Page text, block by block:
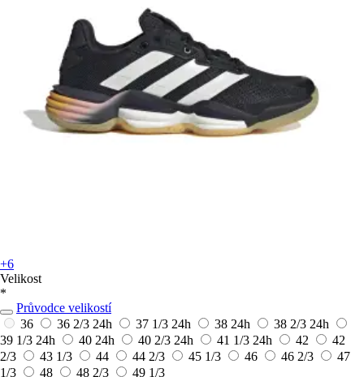
+6
Velikost
*
Průvodce velikostí
36
36 2/3 24h 37 1/3 24h 38 24h 38 2/3 24h
39 1/3 24h 40 24h 40 2/3 24h 41 1/3 24h 42
42
2/3
43 1/3 44 44 2/3 45 1/3 46 46 2/3
47
1/3
48 48 2/3 49 1/3